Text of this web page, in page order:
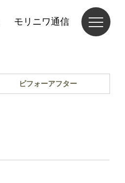
モリニワ通信
ビフォーアフター